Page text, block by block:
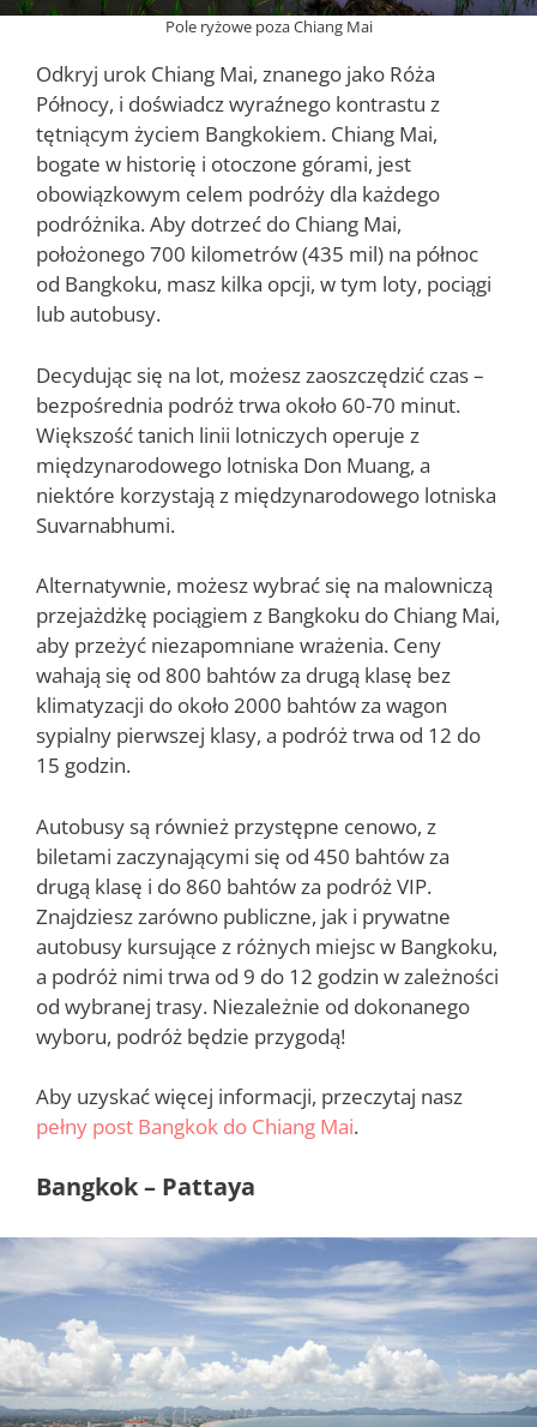
Pole ryżowe poza Chiang Mai
Odkryj urok Chiang Mai, znanego jako Róża
Północy, i doświadcz wyraźnego kontrastu z
tętniącym życiem Bangkokiem. Chiang Mai,
bogate w historię i otoczone górami, jest
obowiązkowym celem podróży dla każdego
podróżnika. Aby dotrzeć do Chiang Mai,
położonego 700 kilometrów (435 mil) na północ
od Bangkoku, masz kilka opcji, w tym loty, pociągi
lub autobusy.
Decydując się na lot, możesz zaoszczędzić czas –
bezpośrednia podróż trwa około 60-70 minut.
Większość tanich linii lotniczych operuje z
międzynarodowego lotniska Don Muang, a
niektóre korzystają z międzynarodowego lotniska
Suvarnabhumi.
Alternatywnie, możesz wybrać się na malowniczą
przejażdżkę pociągiem z Bangkoku do Chiang Mai,
aby przeżyć niezapomniane wrażenia. Ceny
wahają się od 800 bahtów za drugą klasę bez
klimatyzacji do około 2000 bahtów za wagon
sypialny pierwszej klasy, a podróż trwa od 12 do
15 godzin.
Autobusy są również przystępne cenowo, z
biletami zaczynającymi się od 450 bahtów za
drugą klasę i do 860 bahtów za podróż VIP.
Znajdziesz zarówno publiczne, jak i prywatne
autobusy kursujące z różnych miejsc w Bangkoku,
a podróż nimi trwa od 9 do 12 godzin w zależności
od wybranej trasy. Niezależnie od dokonanego
wyboru, podróż będzie przygodą!
Aby uzyskać więcej informacji, przeczytaj nasz
pełny post Bangkok do Chiang Mai.
Bangkok – Pattaya